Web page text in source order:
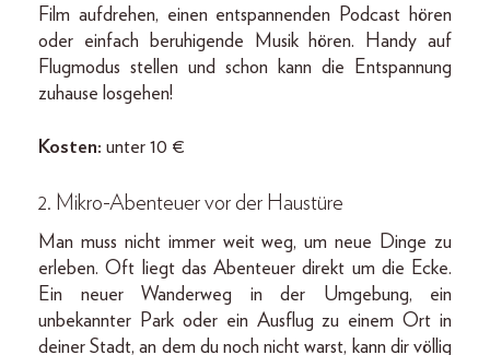
Film aufdrehen, einen entspannenden Podcast hören
oder einfach beruhigende Musik hören. Handy auf
Flugmodus stellen und schon kann die Entspannung
zuhause losgehen!
Kosten: unter 10 €
2. Mikro-Abenteuer vor der Haustüre
Man muss nicht immer weit weg, um neue Dinge zu
erleben. Oft liegt das Abenteuer direkt um die Ecke.
Ein neuer Wanderweg in der Umgebung, ein
unbekannter Park oder ein Ausflug zu einem Ort in
deiner Stadt, an dem du noch nicht warst, kann dir völlig